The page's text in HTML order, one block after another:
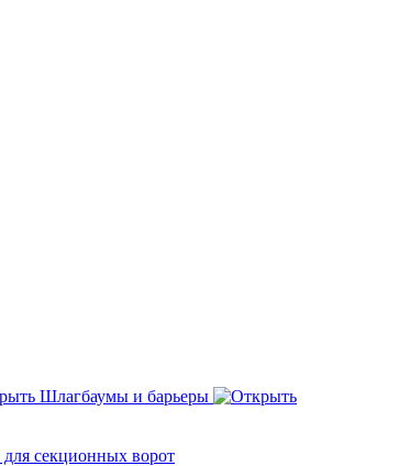
Шлагбаумы и барьеры
для секционных ворот